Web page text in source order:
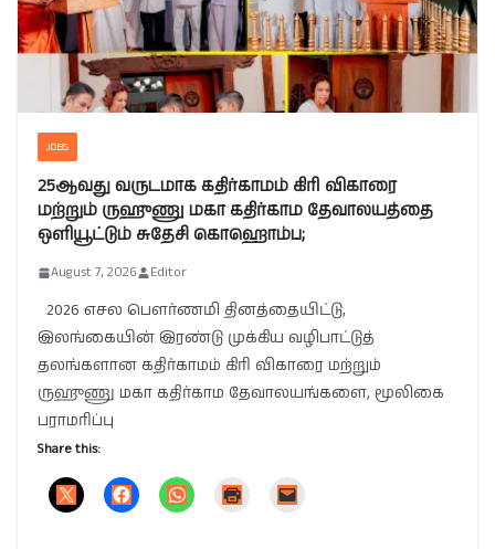
JOBS
25ஆவது வருடமாக கதிர்காமம் கிரி விகாரை
மற்றும் ருஹுணு மகா கதிர்காம தேவாலயத்தை
ஒளியூட்டும் சுதேசி கொஹொம்ப;
August 7, 2026 Editor
2026 எசல பௌர்ணமி தினத்தையிட்டு,
இலங்கையின் இரண்டு முக்கிய வழிபாட்டுத்
தலங்களான கதிர்காமம் கிரி விகாரை மற்றும்
ருஹுணு மகா கதிர்காம தேவாலயங்களை, மூலிகை
பராமரிப்பு
Share this: